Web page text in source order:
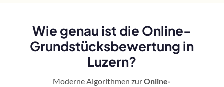
Wie genau ist die Online-
Grundstücksbewertung in
Luzern?
Moderne Algorithmen zurOnline-